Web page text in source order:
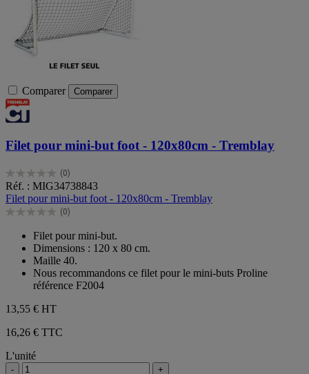
Comparer Comparer
Filet pour mini-but foot - 120x80cm - Tremblay
(0)
0.0
sur
5
étoiles.
Réf. : MIG34738843
Filet pour mini-but foot - 120x80cm - Tremblay
(0)
0.0
étoiles.
Filet pour mini-but.
Dimensions : 120 x 80 cm.
Maille 40.
Nous recommandons ce filet pour le mini-buts Proline
référence F2004
13,55 € HT
16,26 € TTC
L'unité
- +